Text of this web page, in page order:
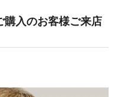
購入のお客様ご来店